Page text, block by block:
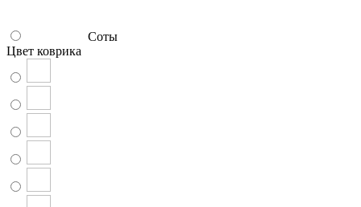
Соты
Цвет коврика